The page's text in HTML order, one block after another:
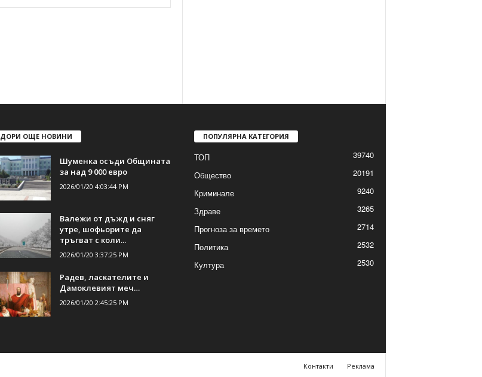
ДОРИ ОЩЕ НОВИНИ
Шуменка осъди Общината
за над 9 000 евро
2026/01/20 4:03:44 PM
Валежи от дъжд и сняг
утре, шофьорите да
тръгват с коли...
2026/01/20 3:37:25 PM
Радев, ласкателите и
Дамоклевият меч…
2026/01/20 2:45:25 PM
ПОПУЛЯРНА КАТЕГОРИЯ
ТОП
39740
Общество
20191
Криминале
9240
Здраве
3265
Прогноза за времето
2714
Политика
2532
Култура
2530
Контакти Реклама